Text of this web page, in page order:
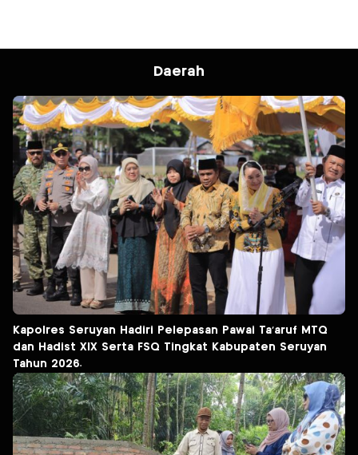
Daerah
Kapolres Seruyan Hadiri Pelepasan Pawai Ta’aruf MTQ
dan Hadist XlX Serta FSQ Tingkat Kabupaten Seruyan
Tahun 2026.